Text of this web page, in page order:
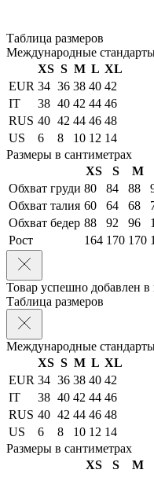
Таблица размеров
Международные
XS S M L XL
EUR 34 36 38 40 42
IT
38 40 42 44 46
RUS 40 42 44 46 48
US
6 8 10 12 14
Размеры в сантиметрах
XS
S M
Обхват груди 80 84 88
Обхват талия 60 64 68
Обхват бедер 88 92 96
Рост
164 170 170
Товар успешно добавлен в
Таблица размеров
Международные
XS S M L XL
EUR 34 36 38 40 42
IT
38 40 42 44 46
RUS 40 42 44 46 48
US
6 8 10 12 14
Размеры в сантиметрах
XS
S M